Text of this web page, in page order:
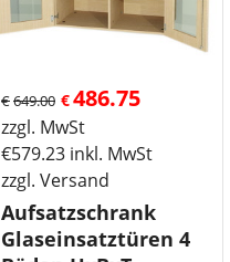
€649.00 €486.75
zzgl. MwSt
€579.23 inkl. MwSt
zzgl. Versand
Aufsatzschrank
Glaseinsatztüren 4